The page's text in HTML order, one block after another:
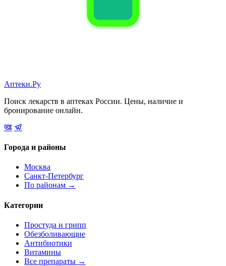
Аптеки.Ру
Поиск лекарств в аптеках России. Цены, наличие и
бронирование онлайн.
Города и районы
Москва
Санкт-Петербург
По районам →
Категории
Простуда и грипп
Обезболивающие
Антибиотики
Витамины
Все препараты →